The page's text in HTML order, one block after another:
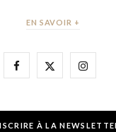
EN SAVOIR +
F X I
À LA